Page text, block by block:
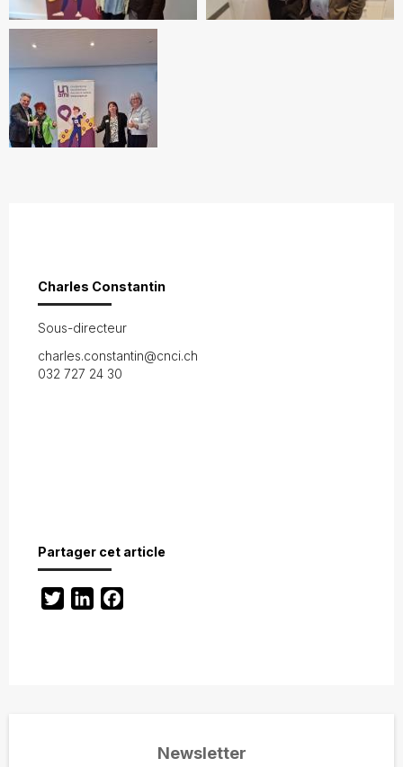
Charles Constantin
Sous-directeur
charles.constantin@cnci.ch
032 727 24 30
Partager cet article
TwitterLinkedIn
Newsletter